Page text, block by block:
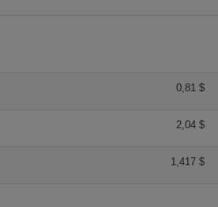
0,81 $
2,04 $
1,417 $